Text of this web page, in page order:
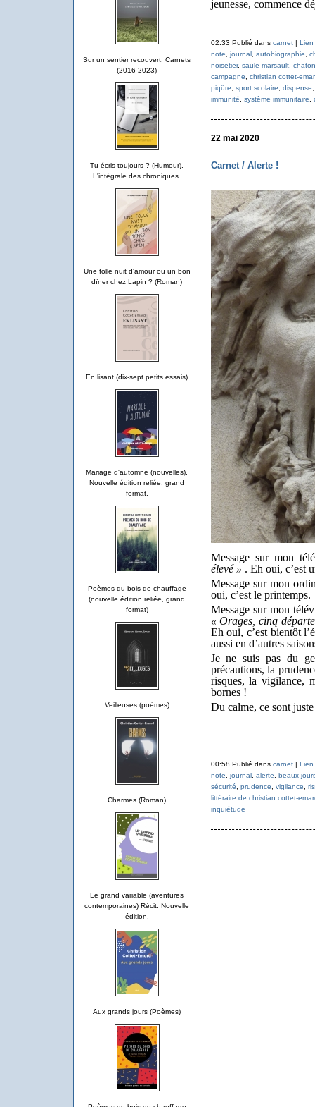
Sur un sentier recouvert. Carnets
(2016-2023)
Tu écris toujours ? (Humour).
L'intégrale des chroniques.
Une folle nuit d'amour ou un bon
dîner chez Lapin ? (Roman)
En lisant (dix-sept petits essais)
Mariage d'automne (nouvelles).
Nouvelle édition reliée, grand
format.
Poèmes du bois de chauffage
(nouvelle édition reliée, grand
format)
Veilleuses (poèmes)
Charmes (Roman)
Le grand variable (aventures
contemporaines) Récit. Nouvelle
édition.
Aux grands jours (Poèmes)
jeunesse, commence
02:33 Publié dans carnet| Lien
note
journal, autobiographie
noisetier, saule marsault,
campagne
christian cottet-
piqûre
sport scolaire dispense
immunité
système immunitaire
22 mai 2020
Carnet / Alerte !
Message sur mon
élevé » . Eh oui, c’est
Message sur mon
oui, c’est le printemps.
Message sur mon
« Orages, cinq
Eh oui, c’est bientôt
aussi en d’autres
Je ne suis pas du
précautions, la
risques, la vigilance,
bornes !
Du calme, ce sont
00:58 Publié dans carnet| Lien
note, journal, alerte, beaux
sécurité, prudence, vigilance,
littéraire de christian cottet-
inquiétude